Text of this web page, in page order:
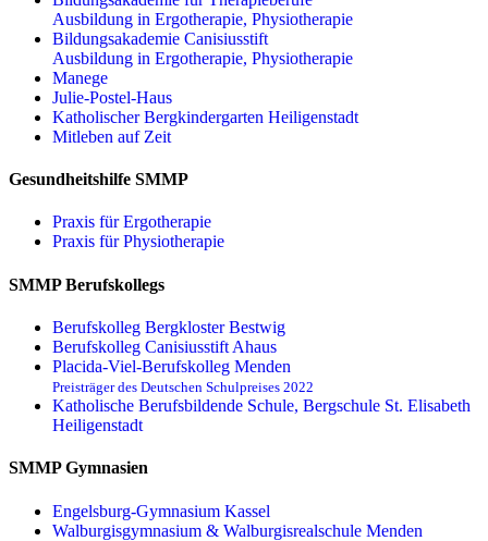
Ausbildung in Ergotherapie, Physiotherapie
Bildungsakademie Canisiusstift
Ausbildung in Ergotherapie, Physiotherapie
Manege
Julie-Postel-Haus
Katholischer Bergkindergarten Heiligenstadt
Mitleben auf Zeit
Gesundheitshilfe SMMP
Praxis für Ergo­therapie
Praxis für Physio­therapie
SMMP Berufskollegs
Berufskolleg Bergkloster Bestwig
Berufskolleg Canisiusstift Ahaus
Placida-Viel-Berufskolleg Menden
Preisträger des Deutschen Schulpreises 2022
Katholische Berufsbildende Schule, Bergschule St. Elisabeth
Heiligenstadt
SMMP Gymnasien
Engelsburg-Gymnasium Kassel
Walburgisgymnasium & Walburgisrealschule Menden